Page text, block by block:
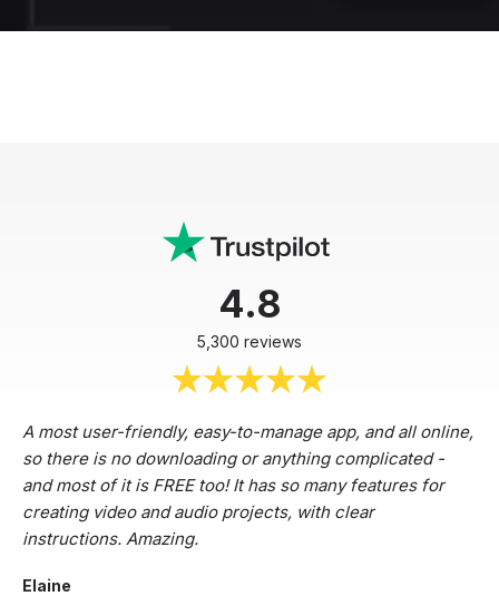
4.8
5,300 reviews
A most user-friendly, easy-to-manage app, and all online,
so there is no downloading or anything complicated -
and most of it is FREE too! It has so many features for
creating video and audio projects, with clear
instructions. Amazing.
Elaine